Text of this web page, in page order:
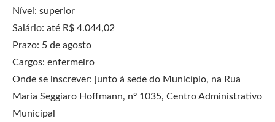
Nível: superior
Salário: até R$ 4.044,02
Prazo: 5 de agosto
Cargos: enfermeiro
Onde se inscrever: junto à sede do Município, na Rua
Maria Seggiaro Hoffmann, nº 1035, Centro Administrativo
Municipal